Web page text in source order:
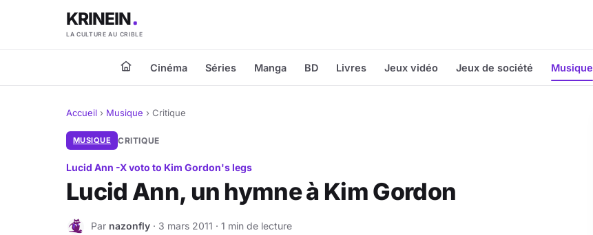
KRINEIN
LA CULTURE AU CRIBLE
Cinéma Séries Manga BD Livres Jeux vidéo Jeux de société Musique
Accueil › Musique › Critique
MUSIQUE CRITIQUE
Lucid Ann -X voto to Kim Gordon's legs
Lucid Ann, un hymne à Kim Gordon
N Par nazonfly · 3 mars 2011 · 1 min de lecture